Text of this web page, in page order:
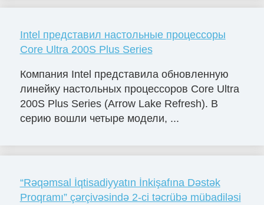
Intel представил настольные процессоры
Core Ultra 200S Plus Series
Компания Intel представила обновленную
линейку настольных процессоров Core Ultra
200S Plus Series (Arrow Lake Refresh). В
серию вошли четыре модели, ...
“Rəqəmsal İqtisadiyyatın İnkişafına Dəstək
Proqramı” çərçivəsində 2-ci təcrübə mübadiləsi